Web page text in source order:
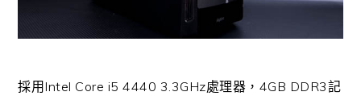
採用Intel Core i5 4440 3.3GHz處理器，4GB DDR3記